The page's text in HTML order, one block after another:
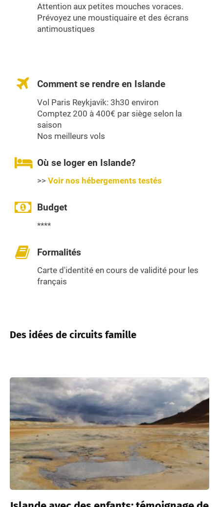
Attention aux petites mouches voraces.
Prévoyez une moustiquaire et des écrans
antimoustiques
Comment se rendre en Islande
Vol Paris Reykjavik: 3h30 environ
Comptez 200 à 400€ par siège selon la
saison
Nos meilleurs vols
Où se loger en Islande?
>> Voir nos hébergements testés
Budget
****
Formalités
Carte d'identité en cours de validité pour les
français
Des idées de circuits famille